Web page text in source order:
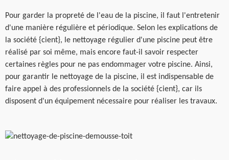
Pour garder la propreté de l'eau de la piscine, il faut l'entretenir
d'une manière régulière et périodique. Selon les explications de
la société {cient}, le nettoyage régulier d'une piscine peut être
réalisé par soi même, mais encore faut-il savoir respecter
certaines règles pour ne pas endommager votre piscine. Ainsi,
pour garantir le nettoyage de la piscine, il est indispensable de
faire appel à des professionnels de la société {cient}, car ils
disposent d'un équipement nécessaire pour réaliser les travaux.